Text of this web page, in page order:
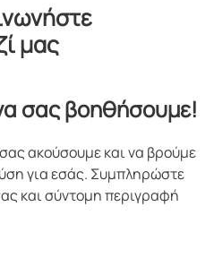
μας
σας βοηθήσουμε!
ακούσουμε και να βρούμε
για εσάς. Συμπληρώστε
και σύντομη περιγραφή